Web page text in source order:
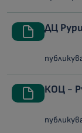
ДЦ
КОЦ -